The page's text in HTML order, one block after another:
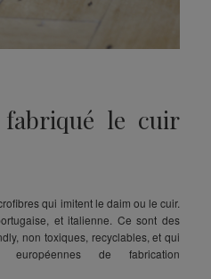
le cuir
qui imitent le daim ou le cuir.
et italienne. Ce sont des
non toxiques, recyclables, et qui
européennes de fabrication